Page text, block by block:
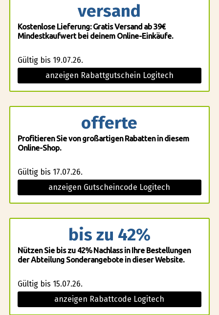
versand
Kostenlose Lieferung: Gratis Versand ab 39€
Mindestkaufwert bei deinem Online-Einkäufe.
Gültig bis 19.07.26.
anzeigen Rabattgutschein Logitech
offerte
Profitieren Sie von großartigen Rabatten in diesem
Online-Shop.
Gültig bis 17.07.26.
anzeigen Gutscheincode Logitech
bis zu 42%
Nützen Sie bis zu 42% Nachlass in Ihre Bestellungen
der Abteilung Sonderangebote in dieser Website.
Gültig bis 15.07.26.
anzeigen Rabattcode Logitech